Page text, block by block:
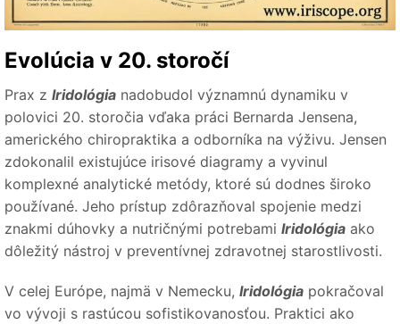
Evolúcia v 20. storočí
Prax z Iridológia nadobudol významnú dynamiku v
polovici 20. storočia vďaka práci Bernarda Jensena,
amerického chiropraktika a odborníka na výživu. Jensen
zdokonalil existujúce irisové diagramy a vyvinul
komplexné analytické metódy, ktoré sú dodnes široko
používané. Jeho prístup zdôrazňoval spojenie medzi
znakmi dúhovky a nutričnými potrebami Iridológia ako
dôležitý nástroj v preventívnej zdravotnej starostlivosti.
V celej Európe, najmä v Nemecku, Iridológia pokračoval
vo vývoji s rastúcou sofistikovanosťou. Praktici ako